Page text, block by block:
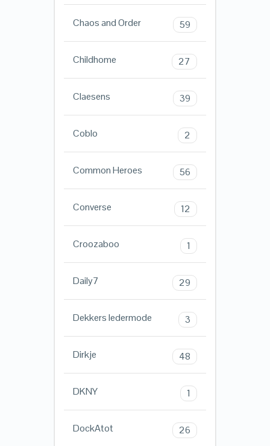
Chaos and Order 59
Childhome 27
Claesens 39
Coblo 2
Common Heroes 56
Converse 12
Croozaboo 1
Daily7 29
Dekkers ledermode 3
Dirkje 48
DKNY 1
DockAtot 26